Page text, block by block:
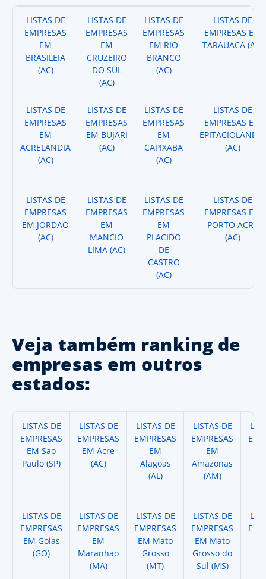
LISTAS DE
EMPRESAS
EM
BRASILEIA
(AC)
LISTAS DE
EMPRESAS
EM
CRUZEIRO
DO SUL
(AC)
LISTAS DE
EMPRESAS
EM RIO
BRANCO
(AC)
LISTAS DE
EMPRESAS EM
TARAUACA (AC)
LISTAS DE
EMPRESAS
EM
ACRELANDIA
(AC)
LISTAS DE
EMPRESAS
EM BUJARI
(AC)
LISTAS DE
EMPRESAS
EM
CAPIXABA
(AC)
LISTAS DE
EMPRESAS EM
EPITACIOLANDIA
(AC)
LISTAS DE
EMPRESAS
EM JORDAO
(AC)
LISTAS DE
EMPRESAS
EM
MANCIO
LIMA (AC)
LISTAS DE
EMPRESAS
EM
PLACIDO
DE
CASTRO
(AC)
LISTAS DE
EMPRESAS EM
PORTO ACRE
(AC)
Veja também ranking de
empresas em outros
estados:
LISTAS DE
EMPRESAS
EM Sao
Paulo (SP)
LISTAS DE
EMPRESAS
EM Acre
(AC)
LISTAS DE
EMPRESAS
EM
Alagoas
(AL)
LISTAS DE
EMPRESAS
EM
Amazonas
(AM)
LISTAS DE
EMPRESAS
EM Goias
(GO)
LISTAS DE
EMPRESAS
EM
Maranhao
(MA)
LISTAS DE
EMPRESAS
EM Mato
Grosso
(MT)
LISTAS DE
EMPRESAS
EM Mato
Grosso do
Sul (MS)